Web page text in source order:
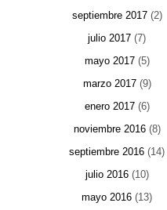
septiembre 2017(2)
julio 2017 (7)
mayo 2017(5)
marzo 2017(9)
enero 2017(6)
noviembre 2016(8)
septiembre 2016 (14)
julio 2016(10)
mayo 2016 (13)